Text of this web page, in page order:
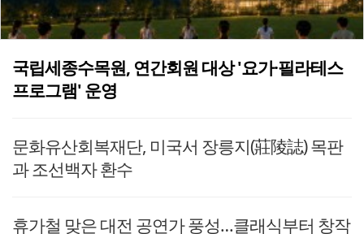
국립세종수목원, 연간회원 대상 '요가·필라테스
프로그램' 운영
문화유산회복재단, 미국서 장릉지(莊陵誌) 목판
과 조선백자 환수
휴가철 맞은 대전 공연가 풍성…클래식부터 창작